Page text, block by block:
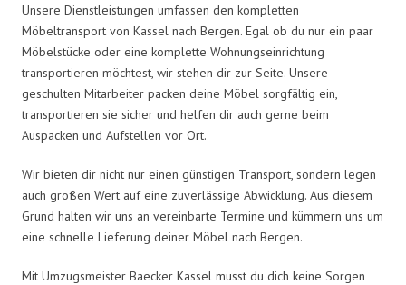
Unsere Dienstleistungen umfassen den kompletten
Möbeltransport von Kassel nach Bergen. Egal ob du nur ein paar
Möbelstücke oder eine komplette Wohnungseinrichtung
transportieren möchtest, wir stehen dir zur Seite. Unsere
geschulten Mitarbeiter packen deine Möbel sorgfältig ein,
transportieren sie sicher und helfen dir auch gerne beim
Auspacken und Aufstellen vor Ort.
Wir bieten dir nicht nur einen günstigen Transport, sondern legen
auch großen Wert auf eine zuverlässige Abwicklung. Aus diesem
Grund halten wir uns an vereinbarte Termine und kümmern uns um
eine schnelle Lieferung deiner Möbel nach Bergen.
Mit Umzugsmeister Baecker Kassel musst du dich keine Sorgen